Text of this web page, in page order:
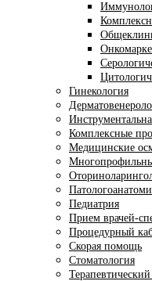
Гинекология
Комплексные
Медицинские
Педиатрия
Прием врачей-
Процедурный
Скорая помощь
Стоматология